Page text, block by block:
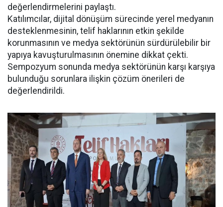
değerlendirmelerini paylaştı.
Katılımcılar, dijital dönüşüm sürecinde yerel medyanın
desteklenmesinin, telif haklarının etkin şekilde
korunmasının ve medya sektörünün sürdürülebilir bir
yapıya kavuşturulmasının önemine dikkat çekti.
Sempozyum sonunda medya sektörünün karşı karşıya
bulunduğu sorunlara ilişkin çözüm önerileri de
değerlendirildi.